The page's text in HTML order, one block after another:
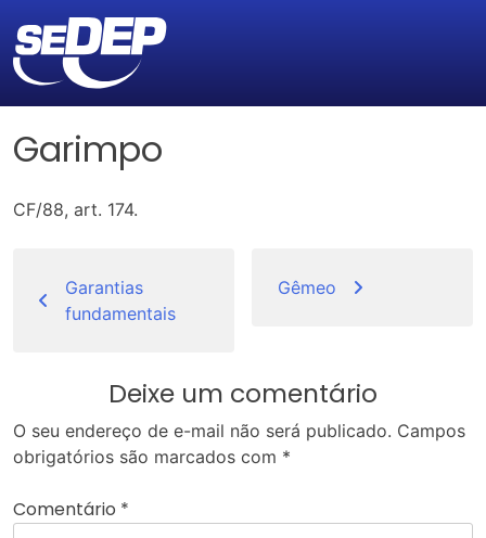
Garimpo
CF/88, art. 174.
de
Post
Garantias
fundamentais
Gêmeo
Deixe um comentário
O seu endereço de e-mail não será publicado. Campos
obrigatórios são marcados com *
Comentário *